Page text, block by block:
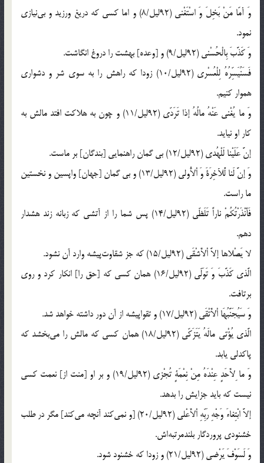
وَ أمّا مَنْ بَخِلَ وَ اسْتَغْنى (92ليل/8) و اما كسى كه دريغ ورزيد و بى‌نيازى
نمود.
وَ كَذَّبَ بِالْحُسْنى (92ليل/9) و [وعده] بهشت را دروغ انگاشت.
فَسَنُيَسِّرُهُ لِلْعُسْرى (92ليل/10) زودا كه راهش را به سوى شر و دشوارى
هموار كنيم.
وَ ما يُغْنى عَنْهُ مالُهُ إذا تَرَدّى (92ليل/11) و چون به هلاكت افتد مالش به
كار او نيايد.
إنَّ عَلَيْنا لَلْهُدى (92ليل/12) بى گمان راهنمايى [بندگان] بر ماست.
وَ إنَّ لَنا لَْلآخِرَةَ وَ اْلأُولى (92ليل/13) و بى گمان [جهان] واپسين و نخستين
ما راست.
فَأَنْذَرْتُكُمْ ناراً تَلَظّى (92ليل/14) پس شما را از آتشى كه زبانه زند هشدار
دهم.
لا يَصْلاها إلاَّ اْلأَشْقَى (92ليل/15) كه جز شقاوت‌پيشه وارد آن نشود.
الَّذى كَذَّبَ وَ تَوَلّى (92ليل/16) همان كسى كه [حق را] انكار كرد و روى
برتافت.
وَ سَيُجَنَّبُهَا اْلأَتْقَى (92ليل/17) و تقواپيشه از آن دور داشته خواهد شد.
الَّذى يُؤْتى مالَهُ يَتَزَكّى (92ليل/18) همان كسى كه مالش را مى‌بخشد كه
پاكدلى يابد.
وَ ما ِلأَحَدٍ عِنْدَهُ مِنْ نِعْمَةٍ تُجْزى (92ليل/19) و بر او [منت از] نعمت كسى
نيست كه بايد جزايش را بدهد.
إلاَّ ابْتِغاءَ وَجْهِ رَبِّهِ اْلأَعْلى (92ليل/20) [و نمى‌كند آنچه مى‌كند] مگر در طلب
خشنودى پروردگار بلندمرتبه‌اش.
وَ لَسَوْفَ يَرْضى (92ليل/21) و زودا كه خشنود شود.